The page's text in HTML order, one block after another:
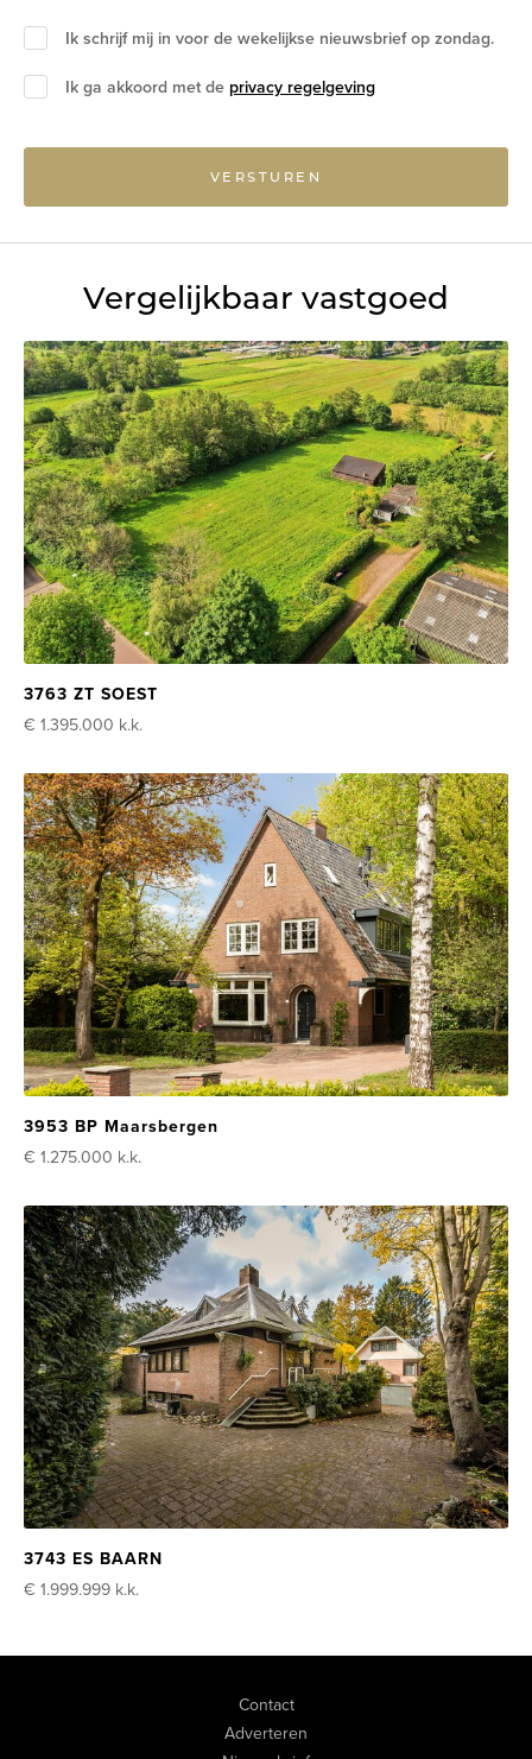
Ik schrijf mij in voor de wekelijkse nieuwsbrief op zondag.
Ik ga akkoord met de privacy regelgeving
VERSTUREN
Vergelijkbaar vastgoed
3763 ZT SOEST
€ 1.395.000 k.k.
3953 BP Maarsbergen
€ 1.275.000 k.k.
3743 ES BAARN
€ 1.999.999 k.k.
Contact
Adverteren